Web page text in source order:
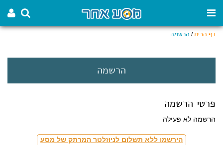
דף הבית/ הרשמה
הרשמה
פרטי הרשמה
הרשמה לא פעילה
הירשמו ללא תשלום לניוזלטר המרתק של מסע